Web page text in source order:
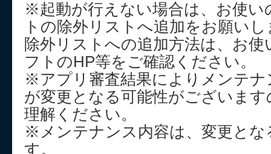
※起動が行えない場合は、お使い
トの除外リストへ追加をお願い
除外リストへの追加方法は、お
フトのHP等をご確認ください。
※アプリ審査結果によりメンテナ
が変更となる可能性がございま
理解ください。
※メンテナンス内容は、変更とな
す。